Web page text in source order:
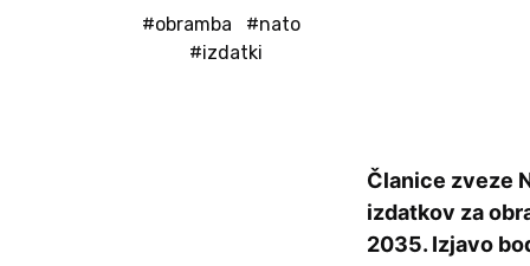
#obramba
#nato
#izdatki
Članice zveze
izdatkov za
2035. Izjavo